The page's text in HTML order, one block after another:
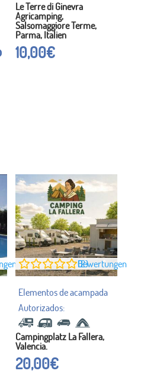
Le Terre di Ginevra
Agricamping,
Salsomaggiore Terme,
Parma, Italien
10,00€
0
Bewertungen (2)
Campingplatz La Fallera,
Valencia.
20,00€